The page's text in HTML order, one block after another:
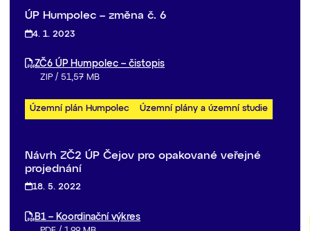
ÚP Humpolec – změna č. 6
4. 1. 2023
ZČ6 ÚP Humpolec – čistopis
ZIP / 51,57 MB
Územní plán Humpolec Územní plány a územní studie
Návrh ZČ2 ÚP Čejov pro opakované veřejné
projednání
18. 5. 2022
B1 – Koordinační výkres